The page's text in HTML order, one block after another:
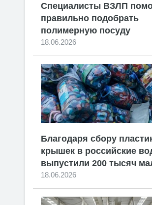
Специалисты ВЗЛП
правильно подобрать
полимерную посуду
18.06.2026
Благодаря сбору
крышек в российские
выпустили 200 тысяч
18.06.2026